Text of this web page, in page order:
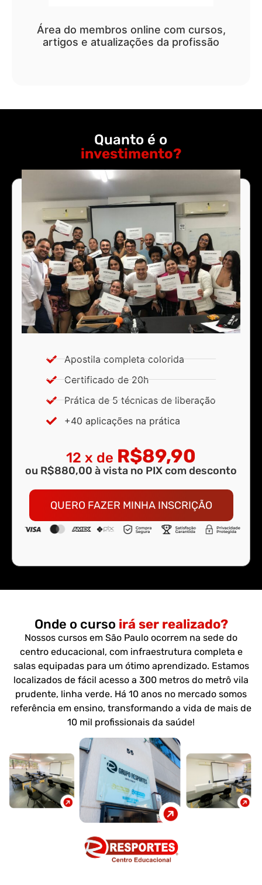
Área do membros online com cursos,
artigos e atualizações da profissão
Quanto é o
investimento?
Apostila completa colorida
Certificado de 20h
Prática de 5 técnicas de liberação
+40 aplicações na prática
12 x de R$89,90
ou R$880,00 à vista no PIX com desconto
QUERO FAZER MINHA INSCRIÇÃO
Onde o curso irá ser realizado?
Nossos cursos em São Paulo ocorrem na sede do
centro educacional, com infraestrutura completa e
salas equipadas para um ótimo aprendizado. Estamos
localizados de fácil acesso a 300 metros do metrô vila
prudente, linha verde. Há 10 anos no mercado somos
referência em ensino, transformando a vida de mais de
10 mil profissionais da saúde!